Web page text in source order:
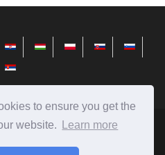
to ensure you get the
website.
Learn more